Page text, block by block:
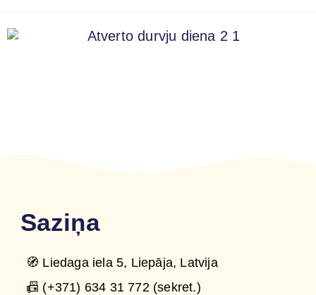
Saziņa
🧭 Liedaga iela 5, Liepāja, Latvija
📠 (+371) 634 31 772 (sekret.)